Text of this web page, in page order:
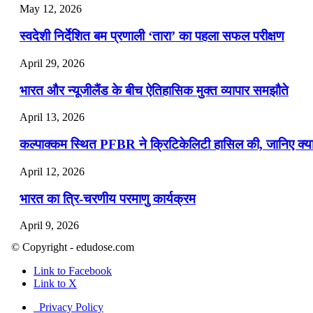
May 12, 2026
स्वदेशी निर्देशित बम प्रणाली ‘तारा’ का पहला सफल परीक्षण
April 29, 2026
भारत और न्यूजीलैंड के बीच ऐतिहासिक मुक्त व्यापार समझौते
April 13, 2026
कल्पाक्कम स्थित PFBR ने क्रिटिकेलिटी हासिल की, जानिए क्या
April 12, 2026
भारत का त्रि-चरणीय परमाणु कार्यक्रम
April 9, 2026
नासा का आर्टेमिस-2 मिशन: मनुष्य एक बार फिर से चंद्रमा के
April 7, 2026
वित्तीय वर्ष 2026-27 की पहली द्विमासिक मौद्रिक नीति समीक्षा
© Copyright - edudose.com
Link to Facebook
Link to X
Privacy Policy